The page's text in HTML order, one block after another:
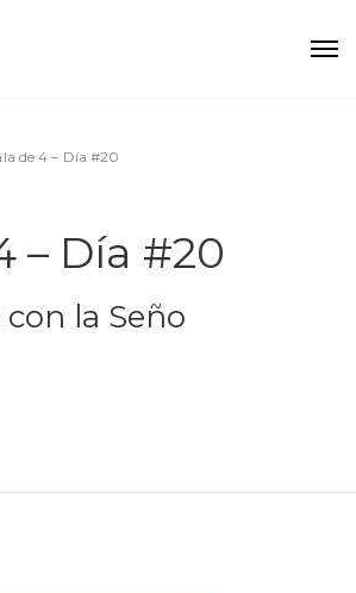
de 4 – Día #20
– Día #20
la Seño